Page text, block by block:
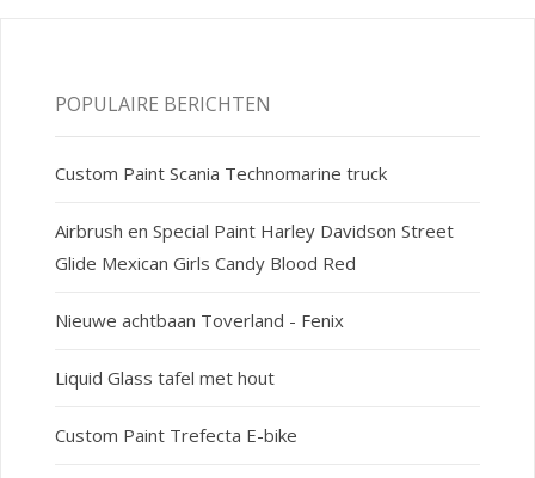
POPULAIRE BERICHTEN
Custom Paint Scania Technomarine truck
Airbrush en Special Paint Harley Davidson Street
Glide Mexican Girls Candy Blood Red
Nieuwe achtbaan Toverland - Fenix
Liquid Glass tafel met hout
Custom Paint Trefecta E-bike